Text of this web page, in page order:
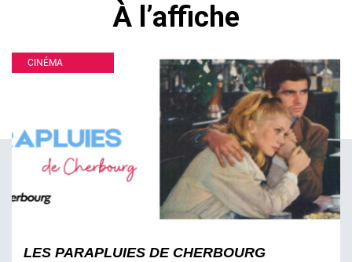
À l’affiche
CINÉMA
LES PARAPLUIES DE CHERBOURG